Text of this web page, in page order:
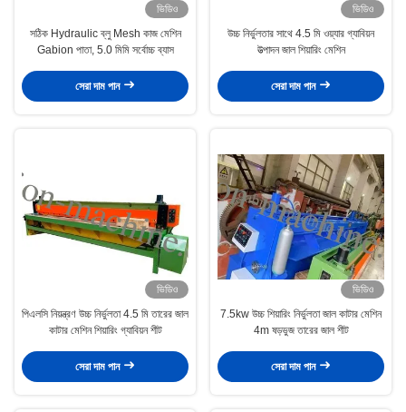
ভিডিও
সঠিক Hydraulic ব্লু Mesh কাজ মেশিন
Gabion পাতা, 5.0 মিমি সর্বোচ্চ ব্যাস
সেরা দাম পান
ভিডিও
উচ্চ নির্ভুলতার সাথে 4.5 মি ওয়্যার গ্যাবিয়ন
উত্পাদন জাল শিয়ারিং মেশিন
সেরা দাম পান
ভিডিও
পিএলসি নিয়ন্ত্রণ উচ্চ নির্ভুলতা 4.5 মি তারের জাল
কাটার মেশিন শিয়ারিং গ্যাবিয়ন শীট
সেরা দাম পান
ভিডিও
7.5kw উচ্চ শিয়ারিং নির্ভুলতা জাল কাটার মেশিন
4m ষড়ভুজ তারের জাল শীট
সেরা দাম পান